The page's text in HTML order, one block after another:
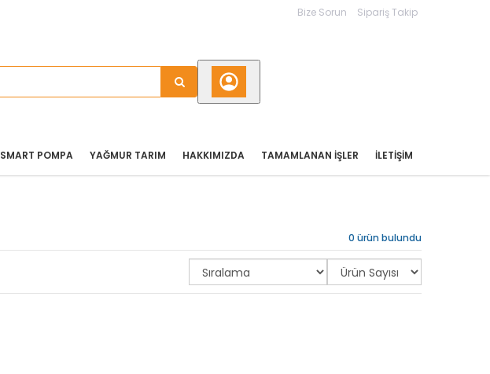
Bize Sorun Sipariş Takip
İLETIŞIM
TAMAMLANAN İŞLER
HAKKIMIZDA
YAĞMUR TARIM
SMART POMPA
0 ürün bulundu